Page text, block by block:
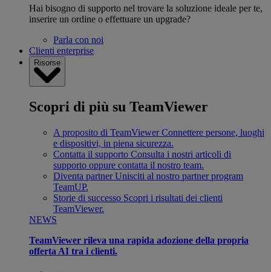
Hai bisogno di supporto nel trovare la soluzione ideale per te,
inserire un ordine o effettuare un upgrade?
Parla con noi
Clienti enterprise
Risorse
Scopri di più su TeamViewer
A proposito di TeamViewer Connettere persone, luoghi
e dispositivi, in piena sicurezza.
Contatta il supporto Consulta i nostri articoli di
supporto oppure contatta il nostro team.
Diventa partner Unisciti al nostro partner program
TeamUP.
Storie di successo Scopri i risultati dei clienti
TeamViewer.
NEWS
TeamViewer rileva una rapida adozione della propria
offerta AI tra i clienti.